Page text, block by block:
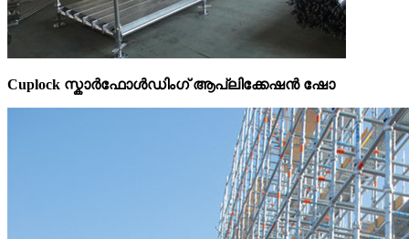
Cuplock സ്കാർഫോൾഡിംഗ് ആപ്ലിക്കേഷൻ ഷോ